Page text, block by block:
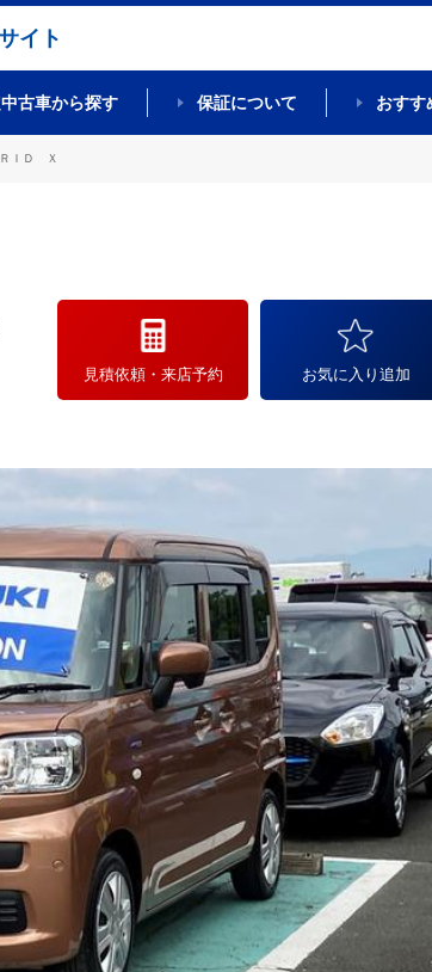
イト
古車から探す 保証について おすす
ＲＩＤ Ｘ
見積依頼・来店予約 お気に入り追加